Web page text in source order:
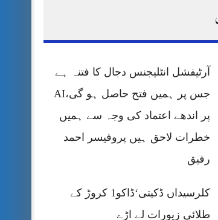
آرٹیفشل انٹلیجنس دجال کا فتنہ ہے
جس پر ہمیں فتح حاصل ہو گی،AI
پر اندھے اعتماد کی وجہ سے ہمیں
خطرات لاحق ہیں پروفیسر احمد
رفیق
کلرسیداں ڈکیتی‘ڈاکو1 کروڑ کے
طلائی زیورات لے اڑے